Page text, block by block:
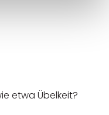
etwa Übelkeit?